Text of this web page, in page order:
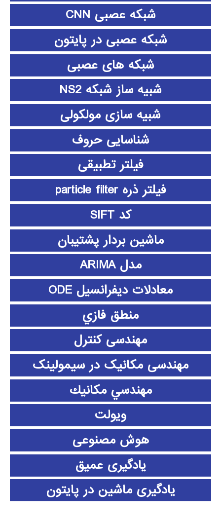
شبکه عصبی CNN
شبکه عصبی در پایتون
شبکه های عصبی
شبیه ساز شبکه NS2
شبیه سازی مولکولی
شناسایی حروف
فیلتر تطبیقی
فیلتر ذره particle filter
کد SIFT
ماشین بردار پشتیبان
مدل ARIMA
معادلات دیفرانسیل ODE
منطق فازي
مهندسی کنترل
مهندسی مکانیک در سیمولینک
مهندسي مكانيك
ویولت
هوش مصنوعی
یادگیری عمیق
یادگیری ماشین در پایتون